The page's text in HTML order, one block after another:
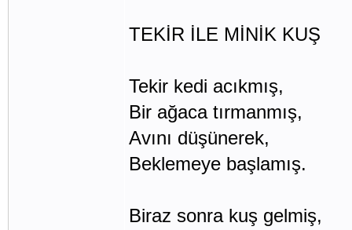
TEKİR İLE MİNİK KUŞ
Tekir kedi acıkmış,
Bir ağaca tırmanmış,
Avını düşünerek,
Beklemeye başlamış.
Biraz sonra kuş gelmiş,